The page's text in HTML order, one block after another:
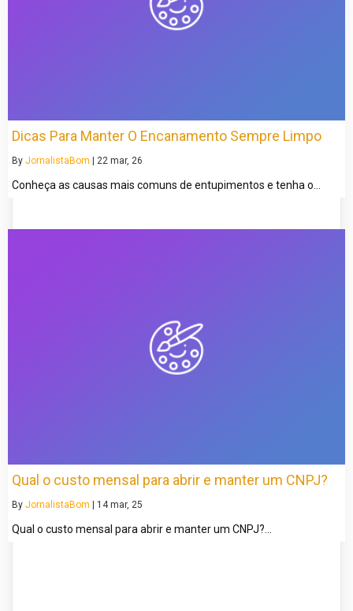
Dicas Para Manter O Encanamento Sempre Limpo
By JornalistaBom | 22 mar, 26
Conheça as causas mais comuns de entupimentos e tenha o…
Qual o custo mensal para abrir e manter um CNPJ?
By JornalistaBom 14 mar, 25
Qual o custo mensal para abrir e manter um CNPJ?…